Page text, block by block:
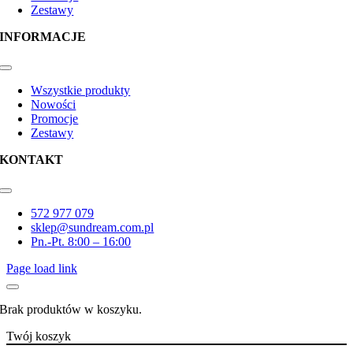
Zestawy
INFORMACJE
Toggle
NavigationWszystkie produkty
Nowości
Promocje
Zestawy
KONTAKT
Toggle
Navigation572 977 079
sklep@sundream.com.pl
Pn.-Pt. 8:00 – 16:00
Page load link
Brak produktów w koszyku.
Twój koszyk